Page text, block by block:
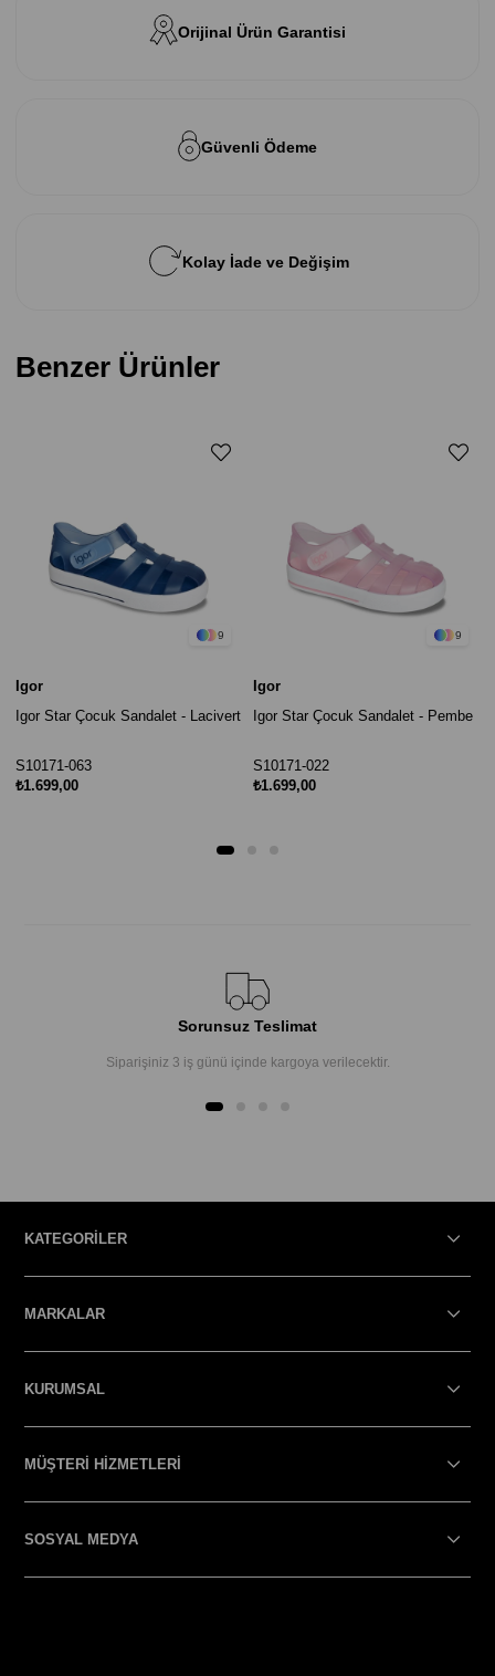
Orijinal Ürün Garantisi
Güvenli Ödeme
Kolay İade ve Değişim
Benzer Ürünler
9
Igor
Igor Star Çocuk Sandalet - Lacivert
S10171-063
₺1.699,00
9
Igor
Igor Star Çocuk Sandalet - Pembe
S10171-022
₺1.699,00
Sorunsuz Teslimat
Siparişiniz 3 iş günü içinde kargoya verilecektir.
KATEGORİLER
MARKALAR
KURUMSAL
MÜŞTERİ HİZMETLERİ
SOSYAL MEDYA